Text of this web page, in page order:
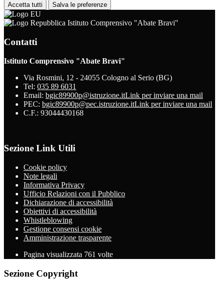
Accetta tutti Salva le preferenze
Istituto Comprensivo "Abate Bravi"
Contatti
Istituto Comprensivo "Abate Bravi"
Via Rosmini, 12 - 24055 Cologno al Serio (BG)
Tel: 035 89 6031
Email: bgic89900p@istruzione.itLink per inviare una mail
PEC: bgic89900p@pec.istruzione.itLink per inviare una mail
C.F.: 93044430168
Sezione Link Utili
Cookie policy
Note legali
Informativa Privacy
Ufficio Relazioni con il Pubblico
Dichiarazione di accessibilità
Obiettivi di accessibilità
Whistleblowing
Gestione consensi cookie
Amministrazione trasparente
Pagina visualizzata 761 volte
Sezione Copyright